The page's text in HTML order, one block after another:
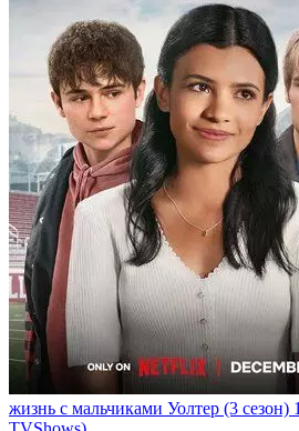
жизнь с мальчиками Уолтер (3 сезон)